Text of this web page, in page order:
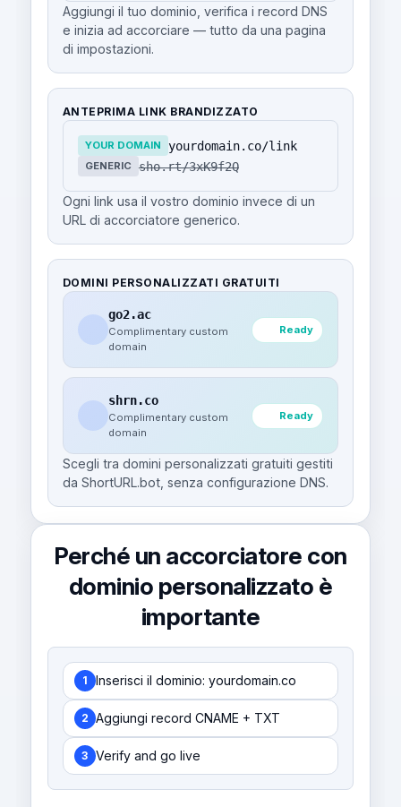
Aggiungi il tuo dominio, verifica i record DNS
e inizia ad accorciare — tutto da una pagina
di impostazioni.
ANTEPRIMA LINK BRANDIZZATO
YOUR DOMAIN yourdomain.co/link
GENERIC sho.rt/3xK9f2Q
Ogni link usa il vostro dominio invece di un
URL di accorciatore generico.
DOMINI PERSONALIZZATI GRATUITI
go2.ac
Complimentary custom
domain
Ready
shrn.co
Complimentary custom
domain
Ready
Scegli tra domini personalizzati gratuiti gestiti
da ShortURL.bot, senza configurazione DNS.
Perché un accorciatore con
dominio personalizzato è
importante
1 Inserisci il dominio: yourdomain.co
2 Aggiungi record CNAME + TXT
3 Verify and go live